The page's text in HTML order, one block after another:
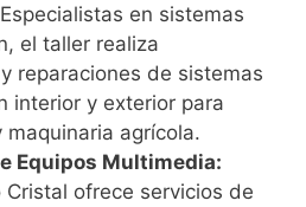
Especialistas en sistemas
el taller realiza
reparaciones de sistemas
interior y exterior para
maquinaria agrícola.
Equipos Multimedia:
Cristal ofrece servicios de